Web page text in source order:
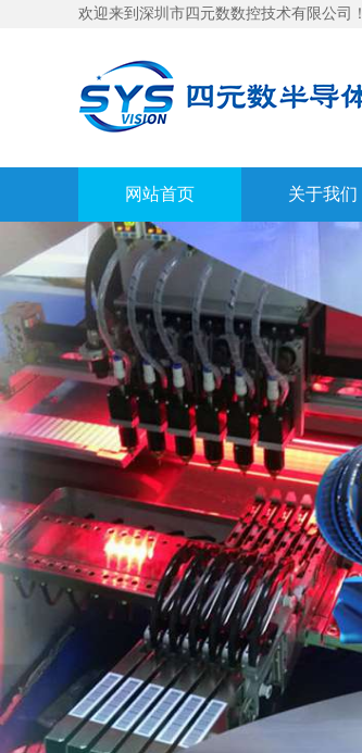
欢迎来到深圳市四元数数控技术有限公司！
网站首页 关于我们